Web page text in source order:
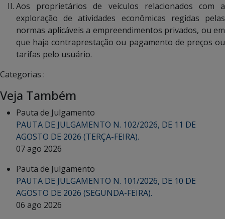
Aos proprietários de veículos relacionados com a
exploração de atividades econômicas regidas pelas
normas aplicáveis a empreendimentos privados, ou em
que haja contraprestação ou pagamento de preços ou
tarifas pelo usuário.
Categorias :
Veja Também
Pauta de Julgamento
PAUTA DE JULGAMENTO N. 102/2026, DE 11 DE
AGOSTO DE 2026 (TERÇA-FEIRA).
07 ago 2026
Pauta de Julgamento
PAUTA DE JULGAMENTO N. 101/2026, DE 10 DE
AGOSTO DE 2026 (SEGUNDA-FEIRA).
06 ago 2026